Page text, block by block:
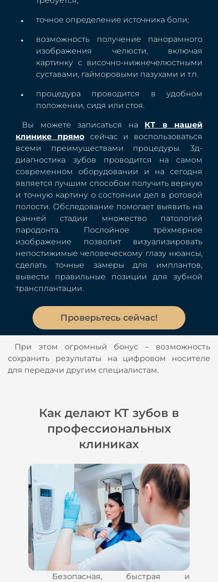
точное определение источника боли;
возможность получение панорамного
изображения челюсти, включая
картинку с височно-нижнечелюстными
суставами, гайморовыми пазухами и т.п.
процедура проводится в удобном
положении, сидя или стоя.
Вы можете записаться на КТ в нашей
клинике прямо сейчас и воспользоваться
всеми преимуществами процедуры. 3д-
диагностика зубов проводится на самом
современном оборудовании и на сегодня
является лучшим способом получить верную
и точную картину о состоянии дел в ротовой
полости. Обследование помогает выявить на
ранней стадии множество патологий
пародонта. Послойное трёхмерное
изображение позволит визуализировать
непостижимые человеческому глазу нюансы,
сделать точные замеры для имплантов,
вывести правильные позиции для зубной
трансплантации.
Проверьтесь сейчас!
При этом огромный бонус – возможность
сохранить результаты на цифровом носителе
для передачи другим специалистам.
Как делают КТ зубов в
профессиональных
клиниках
Безопасная, быстрая и